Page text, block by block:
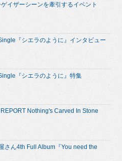
イザーシーンを牽引するイベント
『シエラのように』インタビュー
『シエラのように』特集
Nothing's Carved In Stone
さん4th Full Album『You need the